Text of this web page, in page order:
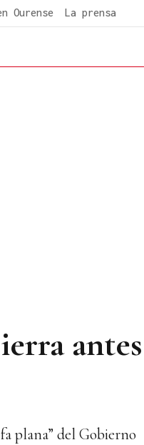
Ourense La prensa
plana” del Gobierno